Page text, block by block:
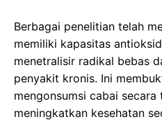
Berbagai penelitian telah
memiliki kapasitas
menetralisir radikal bebas
penyakit kronis. Ini
mengonsumsi cabai
meningkatkan kesehatan